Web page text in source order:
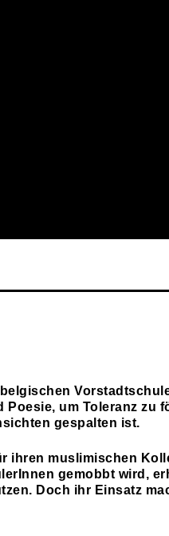
um Toleranz zu
gespalten ist.
ihren muslimischen
gemobbt wird,
Doch ihr Einsatz